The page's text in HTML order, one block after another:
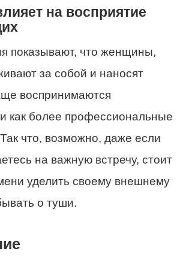
на восприятие
показывают, что женщины,
за собой и наносят
воспринимаются
как более профессиональные
что, возможно, даже если
на важную встречу, стоит
уделить своему внешнему
о туши.